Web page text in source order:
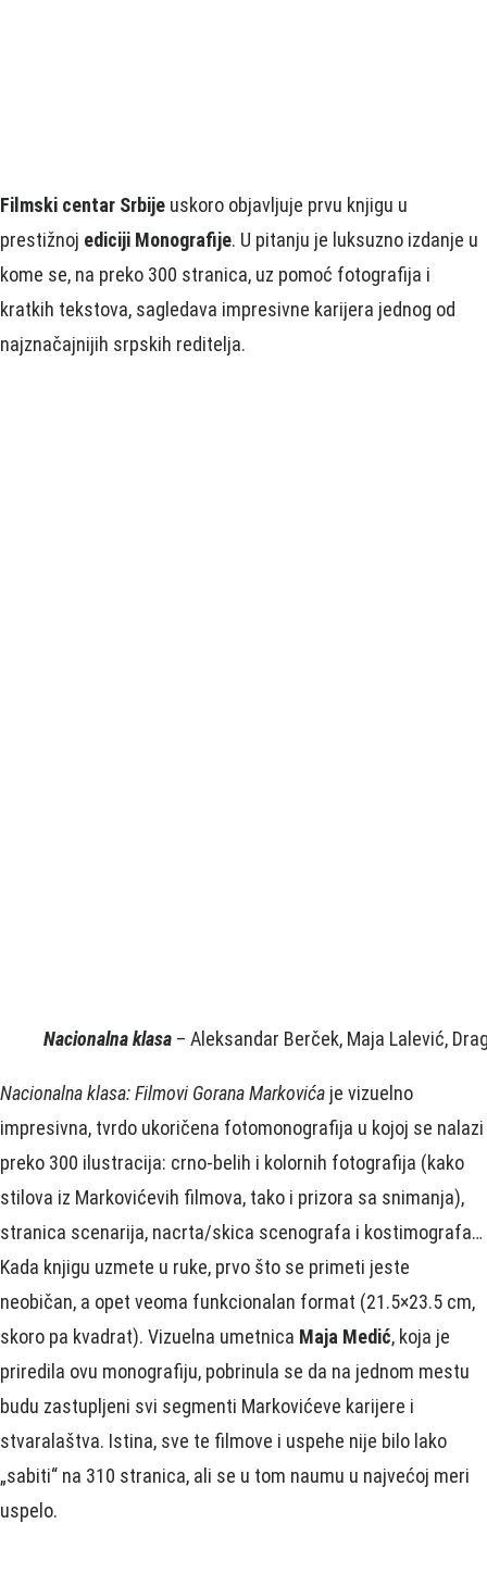
Filmski centar Srbije uskoro objavljuje prvu knjigu u
prestižnoj ediciji Monografije. U pitanju je luksuzno izdanje u
kome se, na preko 300 stranica, uz pomoć fotografija i
kratkih tekstova, sagledava impresivne karijera jednog od
najznačajnijih srpskih reditelja.
Nacionalna klasa – Aleksandar Berček, Maja Lalević,
Nacionalna klasa: Filmovi Gorana Markovića je vizuelno
impresivna, tvrdo ukoričena fotomonografija u kojoj se nalazi
preko 300 ilustracija: crno-belih i kolornih fotografija (kako
stilova iz Markovićevih filmova, tako i prizora sa snimanja),
stranica scenarija, nacrta/skica scenografa i kostimografa…
Kada knjigu uzmete u ruke, prvo što se primeti jeste
neobičan, a opet veoma funkcionalan format (21.5×23.5 cm,
skoro pa kvadrat). Vizuelna umetnica Maja Medić, koja je
priredila ovu monografiju, pobrinula se da na jednom mestu
budu zastupljeni svi segmenti Markovićeve karijere i
stvaralaštva. Istina, sve te filmove i uspehe nije bilo lako
„sabiti“ na 310 stranica, ali se u tom naumu u najvećoj meri
uspelo.